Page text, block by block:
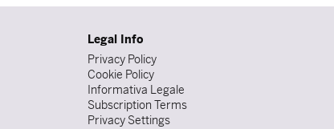
Legal Info
Privacy Policy
Cookie Policy
Informativa Legale
Subscription Terms
Privacy Settings